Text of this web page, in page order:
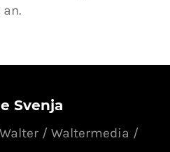
Svenja
/ Waltermedia /